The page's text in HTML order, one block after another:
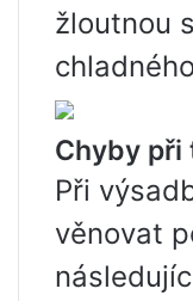
žloutnou
Chyby při
Při
věnovat